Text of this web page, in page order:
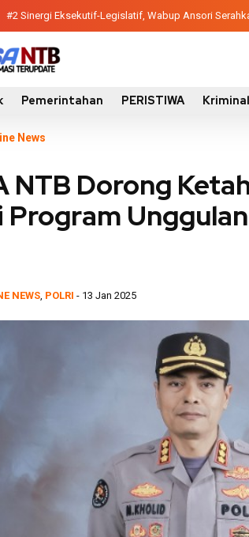
#2 Sinergi Eksekutif-Legislatif, Wabup Ansori
#3 Evaluasi Perencanaan Pembangunan 2026,
Pemerintahan PERISTIWA Kriminal
News
NTB Dorong
Program Unggulan
NEWS POLRI - 13 Jan 2025